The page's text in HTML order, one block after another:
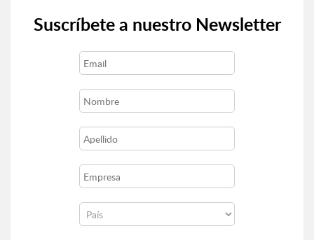
Suscríbete a nuestro Newsletter